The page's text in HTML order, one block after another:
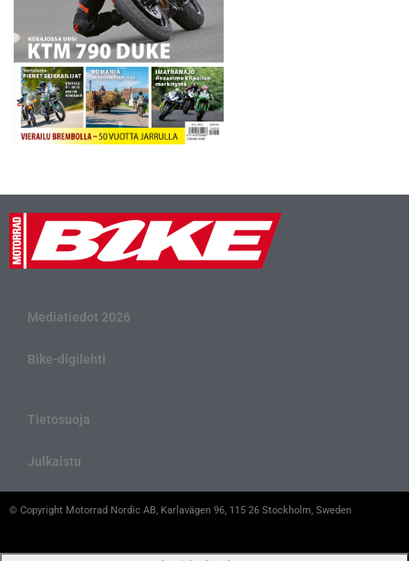
Mediatiedot 2026
Bike-digilehti
Tietosuoja
Julkaistu
© Copyright Motorrad Nordic AB, Karlavägen 96, 115 26 Stockholm, Sweden